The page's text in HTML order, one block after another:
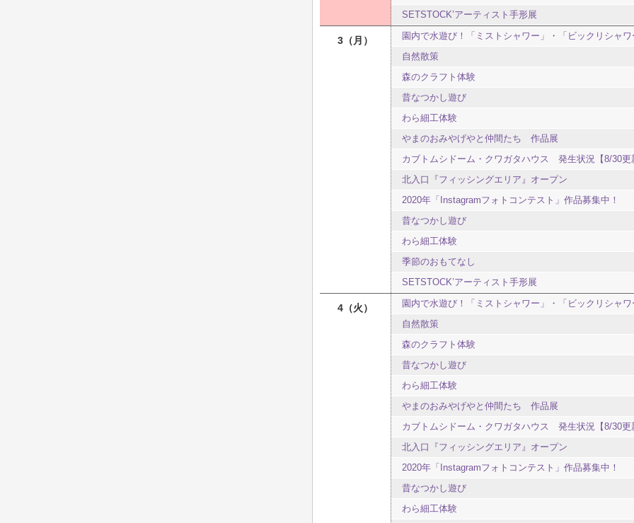
SETSTOCK’アーティスト手形展
3 月
園内で水遊び！「ミストシャワー」・「ビックリシャワ
自然散策
森のクラフト体験
昔なつかし遊び
わら細工体験
やまのおみやげやと仲間たち 作品展
カブトムシドーム・クワガタハウス 発生状況【8/30更
北入口『フィッシングエリア』オープン
2020年「Instagramフォトコンテスト」作品募集中！
昔なつかし遊び
わら細工体験
季節のおもてなし
SETSTOCK’アーティスト手形展
4 火
園内で水遊び！「ミストシャワー」・「ビックリシャワ
自然散策
森のクラフト体験
昔なつかし遊び
わら細工体験
やまのおみやげやと仲間たち 作品展
カブトムシドーム・クワガタハウス 発生状況【8/30更
北入口『フィッシングエリア』オープン
2020年「Instagramフォトコンテスト」作品募集中！
昔なつかし遊び
わら細工体験